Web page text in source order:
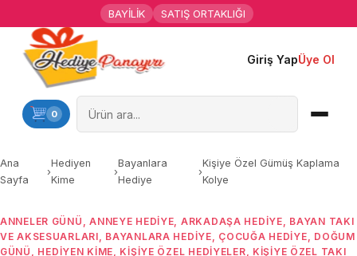
BAYİLİK SATIŞ ORTAKLIĞI
Giriş YapÜye Ol
0
Ana Sayfa
Kişiye Özel Hediyeler
Mesleklere Özel Hediyeler
Özel Günler
Ana
Sayfa
›
Hediyen
Kime
›
Bayanlara
Hediye
›
Kişiye Özel Gümüş Kaplama
Kolye
ANNELER GÜNÜ ,ANNEYE HEDIYE, ARKADAŞA HEDIYE, BAYAN TAKI
VE AKSESUARLARI, BAYANLARA HEDIYE, ÇOCUĞA HEDIYE, DOĞUM
GÜNÜ , HEDIYEN KIME, KIŞIYE ÖZEL HEDIYELER, KIŞIYE ÖZEL TAKI